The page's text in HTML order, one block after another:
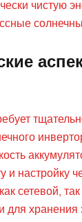
чистую
настройку
сетевой,
хранения